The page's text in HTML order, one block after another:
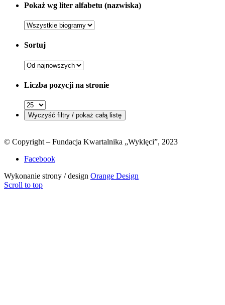
Pokaż wg liter alfabetu (nazwiska)
Sortuj
Liczba pozycji na stronie
© Copyright – Fundacja Kwartalnika „Wyklęci”, 2023
Facebook
Wykonanie strony / design Orange Design
Scroll to top